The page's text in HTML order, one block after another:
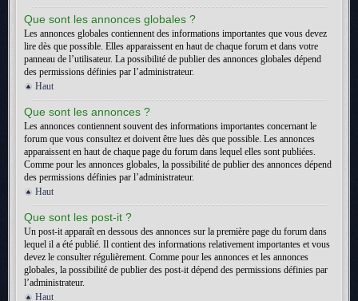
Que sont les annonces globales ?
Les annonces globales contiennent des informations importantes que vous devez
lire dès que possible. Elles apparaissent en haut de chaque forum et dans votre
panneau de l’utilisateur. La possibilité de publier des annonces globales dépend
des permissions définies par l’administrateur.
Haut
Que sont les annonces ?
Les annonces contiennent souvent des informations importantes concernant le
forum que vous consultez et doivent être lues dès que possible. Les annonces
apparaissent en haut de chaque page du forum dans lequel elles sont publiées.
Comme pour les annonces globales, la possibilité de publier des annonces dépend
des permissions définies par l’administrateur.
Haut
Que sont les post-it ?
Un post-it apparaît en dessous des annonces sur la première page du forum dans
lequel il a été publié. Il contient des informations relativement importantes et vous
devez le consulter régulièrement. Comme pour les annonces et les annonces
globales, la possibilité de publier des post-it dépend des permissions définies par
l’administrateur.
Haut